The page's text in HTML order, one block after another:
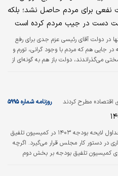
نفعی برای مردم حاصل نشد؛ بلکه
دست در جیب مردم کرده است
در دولت آقای رئیسی عزم جدی برای رفع
در جایی هم که مردم با وجود گرانی، تورم و
می‌گذراندند، دولت باز هم به گونه‌ای از
روزنامه شماره ۵۹۹۵
روز چهارشنبه بررسی جداول لایحه بودجه ۱۴۰۳ در کمیسیون تلفیق
در دستور کار مجلس قرار می‌گیرد. اگرچه
کمیسیون تلفیق بودجه بر بخش دوم
برخی از نمایندگان این ایرادات را به